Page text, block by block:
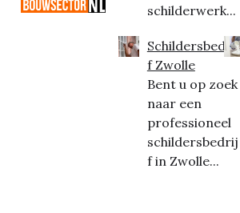
schilderwerk...
Schildersbedrij
f Zwolle
Bent u op zoek
naar een
professioneel
schildersbedrij
f in Zwolle...